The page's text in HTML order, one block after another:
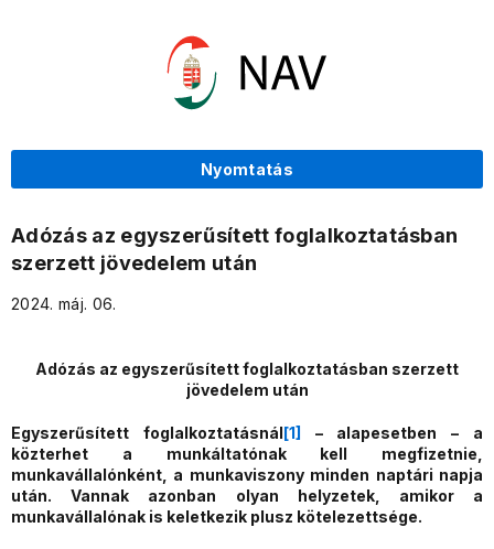
Nyomtatás
Adózás az egyszerűsített foglalkoztatásban
szerzett jövedelem után
2024. máj. 06.
Adózás az egyszerűsített foglalkoztatásban szerzett
jövedelem után
Egyszerűsített foglalkoztatásnál[1]
– alapesetben – a
közterhet a munkáltatónak kell megfizetnie,
munkavállalónként, a munkaviszony minden naptári napja
után. Vannak azonban olyan helyzetek, amikor a
munkavállalónak is keletkezik plusz kötelezettsége.